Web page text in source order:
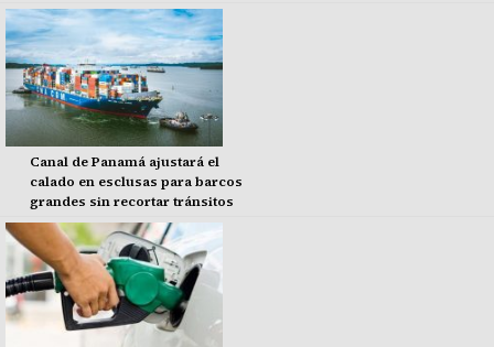
Canal de Panamá ajustará el
calado en esclusas para barcos
grandes sin recortar tránsitos